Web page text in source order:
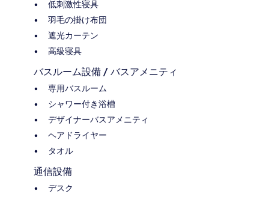
低刺激性寝具
羽毛の掛け布団
遮光カーテン
高級寝具
バスルーム設備 / バスアメニティ
専用バスルーム
シャワー付き浴槽
デザイナーバスアメニティ
ヘアドライヤー
タオル
通信設備
デスク